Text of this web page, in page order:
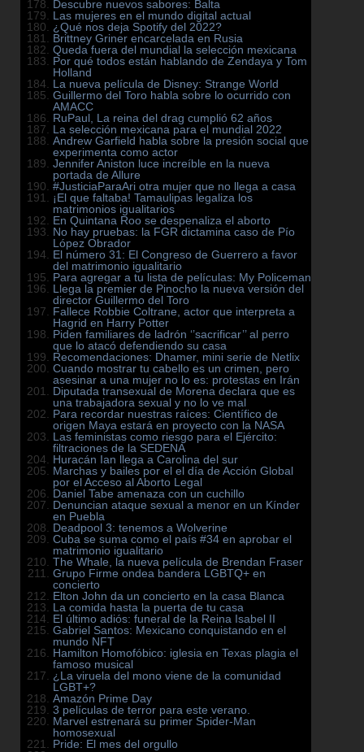
Descubre nuevos sabores: Balta
Las mujeres en el mundo digital actual
¿Qué nos deja Spotify del 2022?
Brittney Griner encarcelada en Rusia
Queda fuera del mundial la selección mexicana
Por qué todos están hablando de Zendaya y Tom
Holland
La nueva película de Disney: Strange World
Guillermo del Toro habla sobre lo ocurrido con
AMACC
RuPaul, La reina del drag cumplió 62 años
La selección mexicana para el mundial 2022
Andrew Garfield habla sobre la presión social que
experimenta como actor
Jennifer Aniston luce increíble en la nueva
portada de Allure
#JusticiaParaAri otra mujer que no llega a casa
¡El que faltaba! Tamaulipas legaliza los
matrimonios igualitarios
En Quintana Roo se despenaliza el aborto
No hay pruebas: la FGR dictamina caso de Pío
López Obrador
El número 31: El Congreso de Guerrero a favor
del matrimonio igualitario
Para agregar a tu lista de películas: My Policeman
Llega la premier de Pinocho la nueva versión del
director Guillermo del Toro
Fallece Robbie Coltrane, actor que interpreta a
Hagrid en Harry Potter
Piden familiares de ladrón ‘’sacrificar’’ al perro
que lo atacó defendiendo su casa
Recomendaciones: Dhamer, mini serie de Netlix
Cuando mostrar tu cabello es un crimen, pero
asesinar a una mujer no lo es: protestas en Irán
Diputada transexual de Morena declara que es
una trabajadora sexual y no lo ve mal
Para recordar nuestras raíces: Científico de
origen Maya estará en proyecto con la NASA
Las feministas como riesgo para el Ejército:
filtraciones de la SEDENA
Huracán Ian llega a Carolina del sur
Marchas y bailes por el el día de Acción Global
por el Acceso al Aborto Legal
Daniel Tabe amenaza con un cuchillo
Denuncian ataque sexual a menor en un Kínder
en Puebla
Deadpool 3: tenemos a Wolverine
Cuba se suma como el país #34 en aprobar el
matrimonio igualitario
The Whale, la nueva película de Brendan Fraser
Grupo Firme ondea bandera LGBTQ+ en
concierto
Elton John da un concierto en la casa Blanca
La comida hasta la puerta de tu casa
El último adiós: funeral de la Reina Isabel II
Gabriel Santos: Mexicano conquistando en el
mundo NFT
Hamilton Homofóbico: iglesia en Texas plagia el
famoso musical
¿La viruela del mono viene de la comunidad
LGBT+?
Amazón Prime Day
3 películas de terror para este verano.
Marvel estrenará su primer Spider-Man
homosexual
Pride: El mes del orgullo